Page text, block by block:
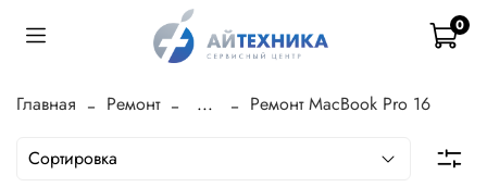
0
Главная Ремонт ... Ремонт MacBook Pro 16